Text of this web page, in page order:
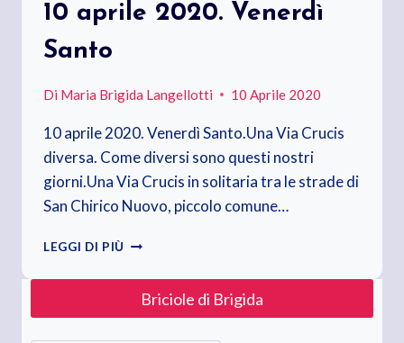
10 aprile 2020. Venerdì
Santo
Di Maria Brigida Langellotti 10 Aprile 2020
10 aprile 2020. Venerdì Santo.Una Via Crucis
diversa. Come diversi sono questi nostri
giorni.Una Via Crucis in solitaria tra le strade di
San Chirico Nuovo, piccolo comune…
LEGGI DI PIÙ 10
2020.
VENERDÌ
SANTO
Briciole di Brigida